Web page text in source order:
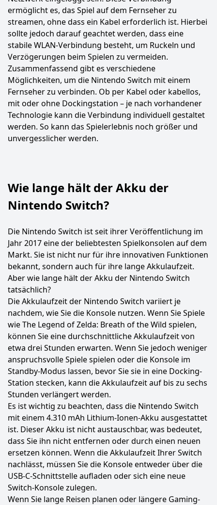
ermöglicht es, das Spiel auf dem Fernseher zu
streamen, ohne dass ein Kabel erforderlich ist. Hierbei
sollte jedoch darauf geachtet werden, dass eine
stabile WLAN-Verbindung besteht, um Ruckeln und
Verzögerungen beim Spielen zu vermeiden.
Zusammenfassend gibt es verschiedene
Möglichkeiten, um die Nintendo Switch mit einem
Fernseher zu verbinden. Ob per Kabel oder kabellos,
mit oder ohne Dockingstation – je nach vorhandener
Technologie kann die Verbindung individuell gestaltet
werden. So kann das Spielerlebnis noch größer und
unvergesslicher werden.
Wie lange hält der Akku der
Nintendo Switch?
Die Nintendo Switch ist seit ihrer Veröffentlichung im
Jahr 2017 eine der beliebtesten Spielkonsolen auf dem
Markt. Sie ist nicht nur für ihre innovativen Funktionen
bekannt, sondern auch für ihre lange Akkulaufzeit.
Aber wie lange hält der Akku der Nintendo Switch
tatsächlich?
Die Akkulaufzeit der Nintendo Switch variiert je
nachdem, wie Sie die Konsole nutzen. Wenn Sie Spiele
wie The Legend of Zelda: Breath of the Wild spielen,
können Sie eine durchschnittliche Akkulaufzeit von
etwa drei Stunden erwarten. Wenn Sie jedoch weniger
anspruchsvolle Spiele spielen oder die Konsole im
Standby-Modus lassen, bevor Sie sie in eine Docking-
Station stecken, kann die Akkulaufzeit auf bis zu sechs
Stunden verlängert werden.
Es ist wichtig zu beachten, dass die Nintendo Switch
mit einem 4.310 mAh Lithium-Ionen-Akku ausgestattet
ist. Dieser Akku ist nicht austauschbar, was bedeutet,
dass Sie ihn nicht entfernen oder durch einen neuen
ersetzen können. Wenn die Akkulaufzeit Ihrer Switch
nachlässt, müssen Sie die Konsole entweder über die
USB-C-Schnittstelle aufladen oder sich eine neue
Switch-Konsole zulegen.
Wenn Sie lange Reisen planen oder längere Gaming-